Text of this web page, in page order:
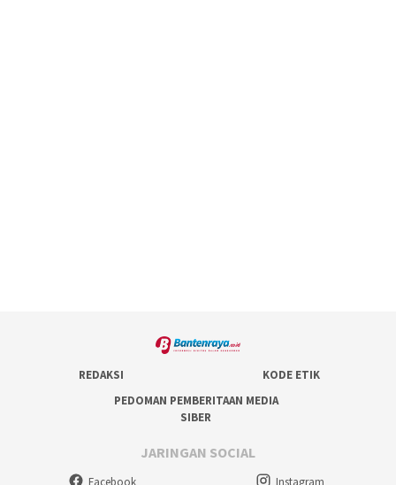
REDAKSI
KODE ETIK
PEDOMAN PEMBERITAAN MEDIA
SIBER
JARINGAN SOCIAL
Facebook Instagram